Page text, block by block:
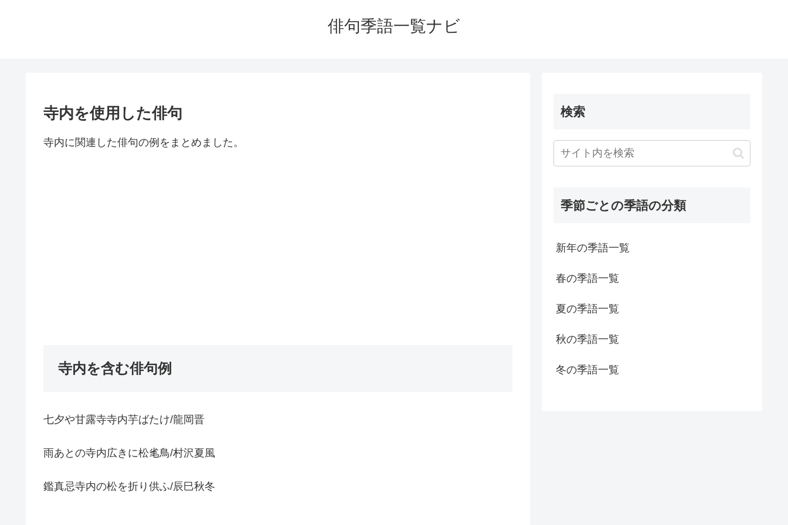
俳句季語一覧ナビ
寺内を使用した俳句
寺内に関連した俳句の例をまとめました。
寺内を含む俳句例
七夕や甘露寺寺内芋ばたけ/龍岡晋
雨あとの寺内広きに松毟鳥/村沢夏風
鑑真忌寺内の松を折り供ふ/辰巳秋冬
検索
季節ごとの季語の分類
新年の季語一覧
春の季語一覧
夏の季語一覧
秋の季語一覧
冬の季語一覧